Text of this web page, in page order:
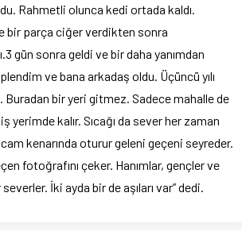
Rahmetli olunca kedi ortada kaldı.
bir parça ciğer verdikten sonra
gün sonra geldi ve bir daha yanımdan
ve bana arkadaş oldu. Üçüncü yılı
Buradan bir yeri gitmez. Sadece mahalle de
yerimde kalır. Sıcağı da sever her zaman
kenarında oturur geleni geçeni seyreder.
fotoğrafını çeker. Hanımlar, gençler ve
İki ayda bir de aşıları var” dedi.